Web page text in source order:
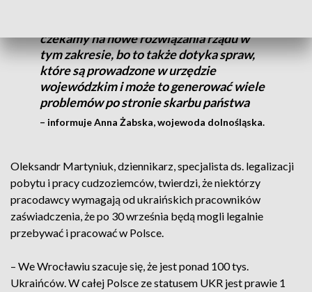
czekamy na nowe rozwiązania rządu w
tym zakresie, bo to także dotyka spraw,
które są prowadzone w urzędzie
wojewódzkim i może to generować wiele
problemów po stronie skarbu państwa
– informuje Anna Żabska, wojewoda dolnośląska.
Oleksandr Martyniuk, dziennikarz, specjalista ds. legalizacji
pobytu i pracy cudzoziemców, twierdzi, że niektórzy
pracodawcy wymagają od ukraińskich pracowników
zaświadczenia, że po 30 września będą mogli legalnie
przebywać i pracować w Polsce.
– We Wrocławiu szacuje się, że jest ponad 100 tys.
Ukraińców. W całej Polsce ze statusem UKR jest prawie 1